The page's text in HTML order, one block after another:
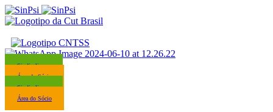
Sindicalize-se
Área do Sócio
Sindicalize-se
Área do Sócio